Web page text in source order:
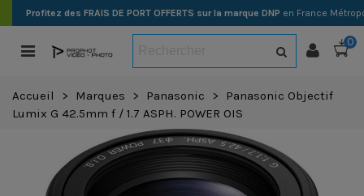
Profitez des FRAIS DE PORT OFFERTS sur la marque DNP en France
0
Accueil > Marques > Panasonic >
Panasonic Objectif
Lumix G 42.5mm f / 1.7 ASPH. POWER OIS